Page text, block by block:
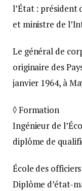
l’État : président
et ministre de
Le général de
originaire des
janvier 1964, à
◊ Formation
Ingénieur de
diplôme de
École des
Diplôme d’état-